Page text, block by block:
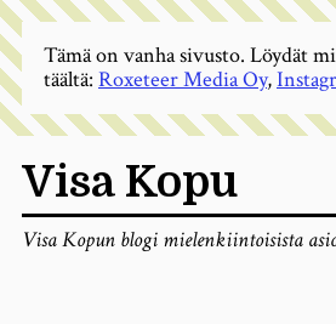
Visa Kopu
Visa Kopun blogi mielenkiintoisista
Tämä on vanha sivusto. Löydät
täältä: Roxeteer Media Oy,